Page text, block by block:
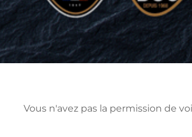
Vous n'avez pas la permission de